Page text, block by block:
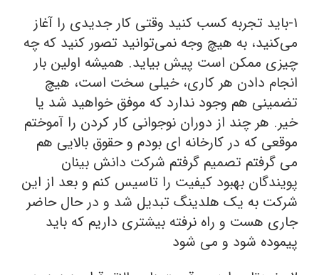
۱-باید تجربه کسب کنید وقتی کار جدیدی را آغاز
می‌کنید، به هیچ وجه نمی‌توانید تصور کنید که چه
چیزی ممکن است پیش بیاید. همیشه اولین بار
انجام دادن هر کاری، خیلی سخت است، هیچ
تضمینی هم وجود ندارد که موفق خواهید شد یا
خیر. هر چند از دوران نوجوانی کار کردن را آموختم
موقعی که در کارخانه ای بودم و حقوق بالایی هم
می گرفتم تصمیم گرفتم شرکت دانش بینان
پویندگان بهبود کیفیت را تاسیس کنم و بعد از این
شرکت به یک هلدینگ تبدیل شد و در حال حاضر
جاری هست و راه نرفته بیشتری داریم که باید
پیموده شود و می شود